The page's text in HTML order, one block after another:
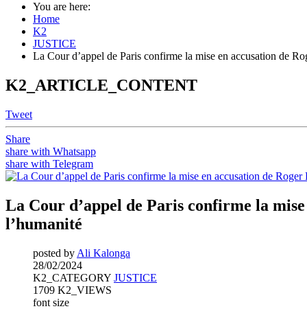
You are here:
Home
K2
JUSTICE
La Cour d’appel de Paris confirme la mise en accusation de
K2_ARTICLE_CONTENT
Tweet
Share
share with Whatsapp
share with Telegram
La Cour d’appel de Paris confirme la
l’humanité
posted by Ali Kalonga
28/02/2024
K2_CATEGORY JUSTICE
1709 K2_VIEWS
font size